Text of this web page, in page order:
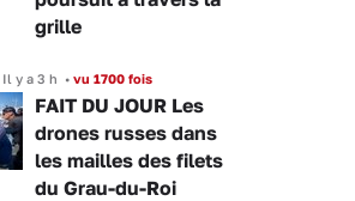
grille
Il y a 3 h • vu 1700 fois
FAIT DU JOUR Les
drones russes dans
les mailles des filets
du Grau-du-Roi